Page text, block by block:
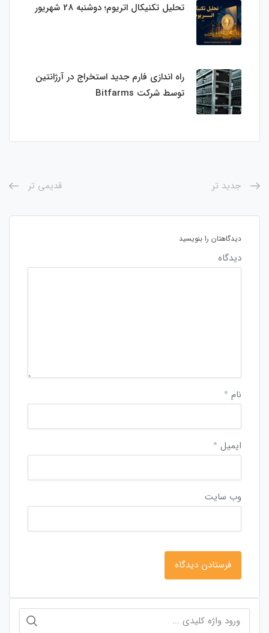
تحلیل تکنیکال اتریوم؛ دوشنبه 28 شهریور
راه اندازی فارم جدید استخراج در آرژانتین
توسط شرکت Bitfarms
جدید تر قدیمی تر
دیدگاهتان را بنویسید
دیدگاه
نام *
ایمیل *
وب‌ سایت
برای: